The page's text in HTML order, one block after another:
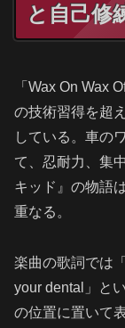
と自己修
「Wax On Wax
の技術習得を超
している。車の
て、忍耐力、集
キッド』の物語
重なる。
楽曲の歌詞では
your dental」と
の位置に置いて